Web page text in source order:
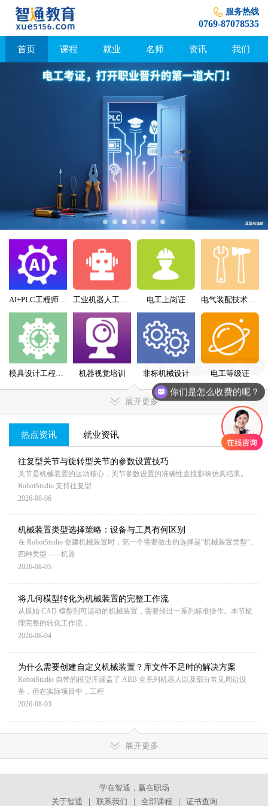
服务热线
0769-87078535
首页 课程 就业 名师 资讯 我们
AI+PLC工程师实战班 工业机器人工程师班 电工上岗证 电气装配技术员（配盘）特训班
机器视觉培训 非标机械设计 电工等级证
展开更多
MORE+
热点资讯 就业资讯
往复型关节与旋转型关节的参数设置技巧
关节是机械装置的运动核心，关节参数设置的准确性直接影响仿真结果。
RobotStudio 支持往复型
2026-08-06
机械装置类型选择策略：设备与工具有何区别
在 RobotStudio 创建机械装置时，第一个需要做出的选择是“机械装置类型”。
四种类型——机器
2026-08-05
将几何模型转化为机械装置的完整工作流
从原始 CAD 模型到可运动的机械装置，需要经过一系列标准操作。本节梳
理完整的转化工作流，
2026-08-04
为什么需要创建自定义机械装置？库文件不足时的解决方案
RobotStudio 自带的模型库涵盖了 ABB 全系列机器人以及部分常见周边设
备，但在实际项目中，工程
2026-08-03
展开更多
学在智通，赢在职场
关于智通
｜ 联系我们 ｜ 全部课程 ｜ 证书查询
你们是怎么收费的呢？
你们的上课方式有哪些？